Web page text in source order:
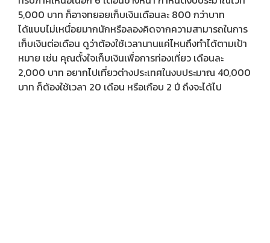
5,000 บาท ก็อาจทยอยเก็บเงินเดือนละ 800 กว่าบาท
ได้แบบไม่เหนื่อยมากนักหรือลองคิดจากความสามารถในการ
เก็บเงินต่อเดือน ดูว่าต้องใช้เวลานานแค่ไหนถึงทำได้ตามเป้า
หมาย เช่น คุณตั้งใจเก็บเงินเพื่อการท่องเที่ยว เดือนละ
2,000 บาท อยากไปเที่ยวต่างประเทศในงบประมาณ 40,000
บาท ก็ต้องใช้เวลา 20 เดือน หรือเกือบ 2 ปี ถึงจะได้ไป